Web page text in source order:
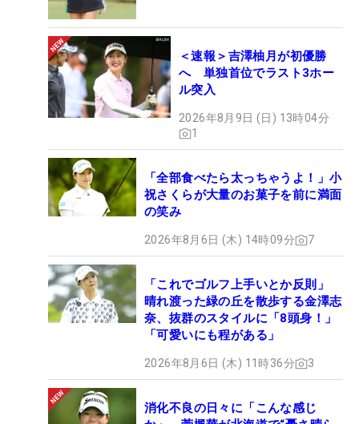
＜速報＞吉澤柚月が初優勝
へ 単独首位でラスト3ホー
ル突入
2026年8月9日 (日) 13時04分
1
「全部食べたら太っちゃうよ！」小
祝さくらが大量のお菓子を前に満面
の笑み
2026年8月6日 (木) 14時09分 7
「これでゴルフ上手いとか反則」
晴れ渡った緑の丘を散歩する金澤志
奈、抜群のスタイルに「8頭身！」
「可愛いにも程がある」
2026年8月6日 (木) 11時36分 3
消化不良の日々に「こんな感じ